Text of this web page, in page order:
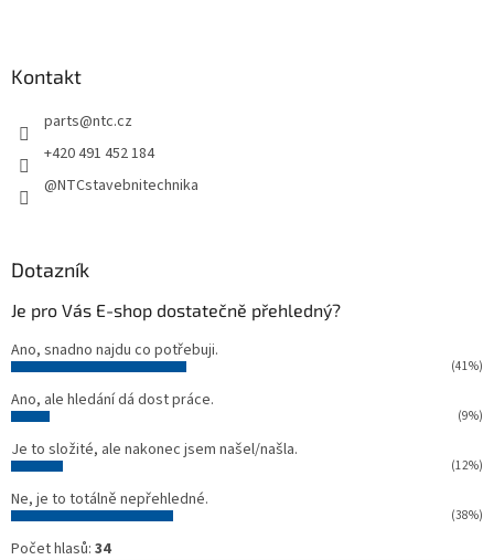
Kontakt
parts@ntc.cz
+420 491 452 184
@NTCstavebnitechnika
Dotazník
Je pro Vás E-shop dostatečně přehledný?
Ano, snadno najdu co potřebuji.
(41%)
Ano, ale hledání dá dost práce.
(9%)
Je to složité, ale nakonec jsem našel/našla.
(12%)
Ne, je to totálně nepřehledné.
(38%)
Počet hlasů: 34